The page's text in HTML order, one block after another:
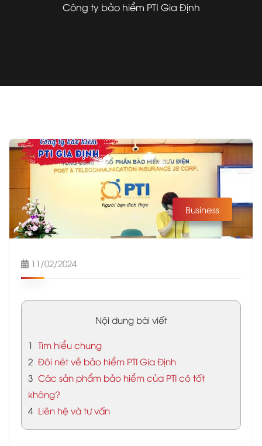
Công ty bảo hiểm PTI Gia Định
Business
11/02/2024
Nội dung bài viết
1 Tìm hiểu chung
2 Đôi nét về bảo hiểm PTI Gia Định
3 Các sản phẩm bảo hiểm của PTI có tốt
không?
4 Liên hệ và tư vấn